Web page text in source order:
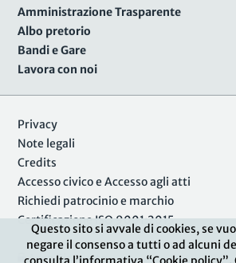
Questo sito si avvale di cookies, se
negare il consenso a tutti o ad alcuni
Amministrazione Trasparente
Albo pretorio
Bandi e Gare
Lavora con noi
Privacy
Note legali
Credits
Accesso civico e Accesso agli atti
Richiedi patrocinio e marchio
Certificazione ISO 9001:2015
Area Riservata